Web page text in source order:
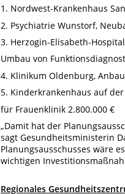
1. Nordwest-Krankenhaus
2. Psychiatrie Wunstorf,
3. Herzogin-Elisabeth-
Umbau von
4. Klinikum Oldenburg,
5. Kinderkrankenhaus auf
für Frauenklinik 2.800.000 €
„Damit hat der
sagt Gesundheitsministerin
Planungsausschusses wäre
wichtigen
Regionales